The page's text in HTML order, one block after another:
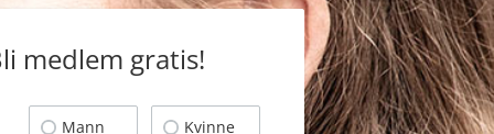
medlem gratis!
Mann Kvinne